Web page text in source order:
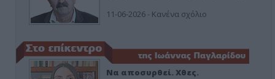
11-06-2026 - Κανένα σχόλιο
Να αποσυρθεί. Χθες.